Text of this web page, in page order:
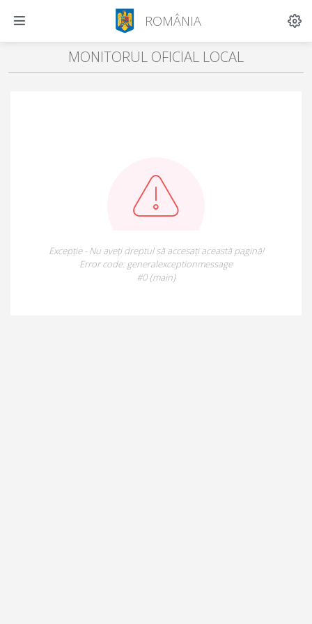
ROMÂNIA
MONITORUL OFICIAL LOCAL
Excepție - Nu aveți dreptul să accesați această pagină!
Error code: generalexceptionmessage
#0 {main}